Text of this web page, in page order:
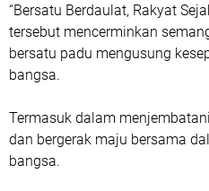
“Bersatu Berdaulat, Rakyat
tersebut mencerminkan
bersatu padu mengusung
bangsa.
Termasuk dalam
dan bergerak maju bersama
bangsa.